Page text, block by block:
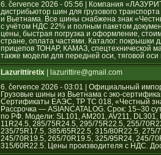
6. července 2026 - 05:56 | Компания
дистрибьютор шин для грузового
и Вьетнама. Все шины снабжена знак
с учётом НДС 22% и полным пакетом
цены, быстрая погрузка и оформление,
стране, оплата частями. Каталог: покрышки
прицепов ТОНАР, КАМАЗ, спецтехнической
также модели для передней оси, тяговой
Lazurittiretix | lazurittire@gmail.com
6. července 2026 - 03:01 | Официальный
Грузовые шины из Вьетнама с эко-
Сертификаты ЕАЭС, ТР ТС 018, «Честный
Рассрочка — ASIANCATALOG. Срок: 15–30
по РФ. Модели: SL101, AM201, AV211, DL301,
11R24.5, 285/75R24.5, 295/75R22.5, 255/
235/75R17.5, 385/65R22.5, 315/80R22.5, 275/
245/70R19.5, 265/70R19.5, 325/95R24, 245/
315/60R22.5. Цены производителя с НДС.